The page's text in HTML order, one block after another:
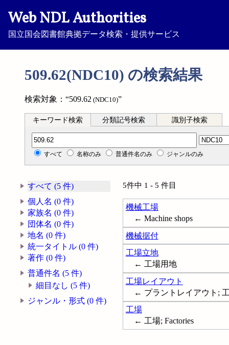
Web NDL Authorities
国立国会図書館典拠データ検索・提供サービス
509.62(NDC10) の検索結果
検索対象：“509.62 (NDC10)”
キーワード検索 分類記号検索 識別子検索
分類記号検索
すべて 名称のみ 普通件名のみ ジャンルのみ
すべて (5 件)
個人名 (0 件)
家族名 (0 件)
団体名 (0 件)
地名 (0 件)
統一タイトル (0 件)
著作 (0 件)
普通件名 (5 件)
細目なし (5 件)
ジャンル・形式 (0 件)
5件中 1 - 5 件目
機械工場
← Machine shops
機械据付
工場立地
← 工場用地
工場レイアウト
← プラントレイアウト;
工場
← 工場; Factories